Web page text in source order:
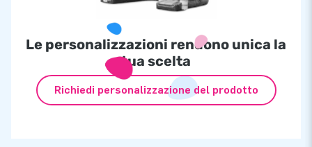
Le personalizzazioni rendono unica la
tua scelta
Richiedi personalizzazione del prodotto